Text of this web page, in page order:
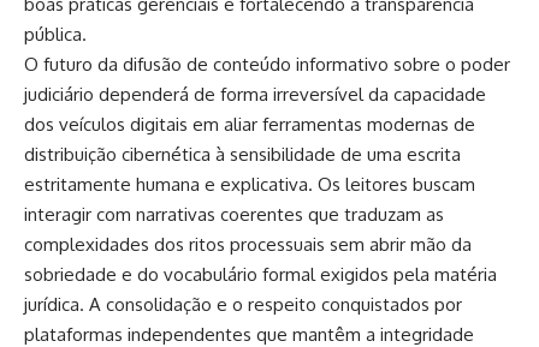
pública.
O futuro da difusão de conteúdo informativo sobre o poder
judiciário dependerá de forma irreversível da capacidade
dos veículos digitais em aliar ferramentas modernas de
distribuição cibernética à sensibilidade de uma escrita
estritamente humana e explicativa. Os leitores buscam
interagir com narrativas coerentes que traduzam as
complexidades dos ritos processuais sem abrir mão da
sobriedade e do vocabulário formal exigidos pela matéria
jurídica. A consolidação e o respeito conquistados por
plataformas independentes que mantêm a integridade